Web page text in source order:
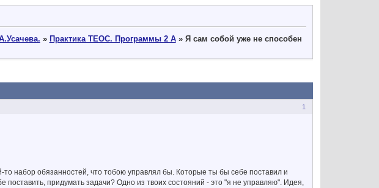
» Практика ТЕОС. Программы 2 А » Я сам собой уже не способен
1
набор обязанностей, что тобою управлял бы. Которые ты бы себе поставил и
поставить, придумать задачи? Одно из твоих состояний - это "я не управляю". Идея,